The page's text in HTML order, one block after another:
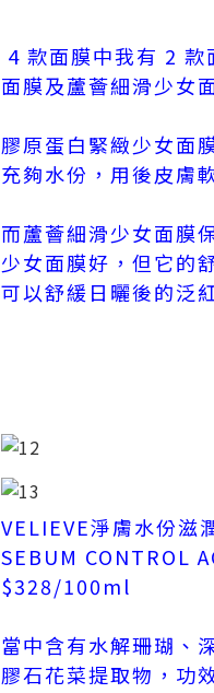
4 款面膜中我有 2 款
面膜及蘆薈細滑少女
膠原蛋白緊緻少女面
充夠水份，用後皮膚
而蘆薈細滑少女面膜
少女面膜好，但它的
可以舒緩日曬後的泛
VELIEVE淨膚水份滋
SEBUM CONTROL
$328/100ml
當中含有水解珊瑚、
膠石花菜提取物，功